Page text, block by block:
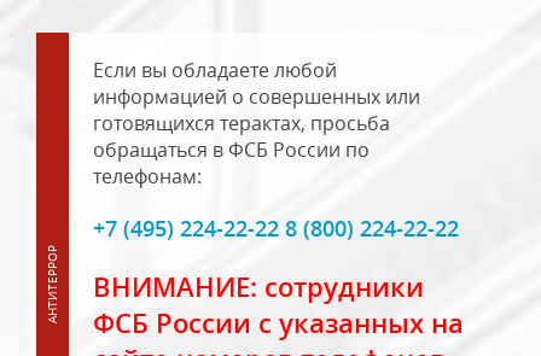
Если вы обладаете любой
информацией о совершенных или
готовящихся терактах, просьба
обращаться в ФСБ России по
телефонам:
+7 (495) 224-22-22 8 (800) 224-22-22
ВНИМАНИЕ: сотрудники
ФСБ России с указанных на